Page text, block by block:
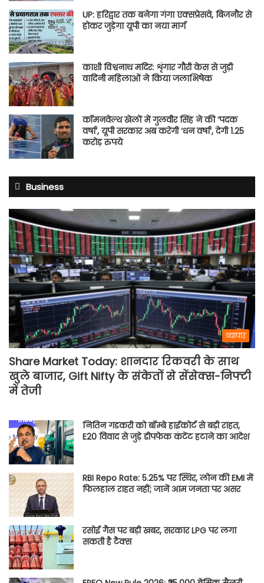
UP: हरिद्वार तक बनेगा गंगा एक्सप्रेसवे, बिजनौर से
होकर जुड़ेगा यूपी का नया मार्ग
काशी विश्वनाथ मदिर: शृंगार गौरी केस से जुड़ी
वादिनी महिलाओं ने किया जलाभिषेक
कॉमनवेल्थ खेलों में गुलवीर सिंह ने की ‘पदक
वर्षा’, यूपी सरकार अब करेगी ‘धन वर्षा’, देगी 1.25
करोड़ रुपये
Business
व्यापार
Share Market Today: शानदार रिकवरी के साथ
खुले बाजार, Gift Nifty के संकेतों से सेंसेक्स-निफ्टी
में तेजी
नितिन गडकरी को बॉम्बे हाईकोर्ट से बड़ी राहत,
E20 विवाद से जुड़े डीपफेक कंटेंट हटाने का आदेश
RBI Repo Rate: 5.25% पर स्थिर, लोन की EMI में
फिलहाल राहत नहीं; जानें आम जनता पर असर
रसोई गैस पर बड़ी खबर, सरकार LPG पर लगा
सकती है टैक्स